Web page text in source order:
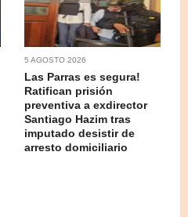
5 AGOSTO 2026
Las Parras es segura!
Ratifican prisión
preventiva a exdirector
Santiago Hazim tras
imputado desistir de
arresto domiciliario